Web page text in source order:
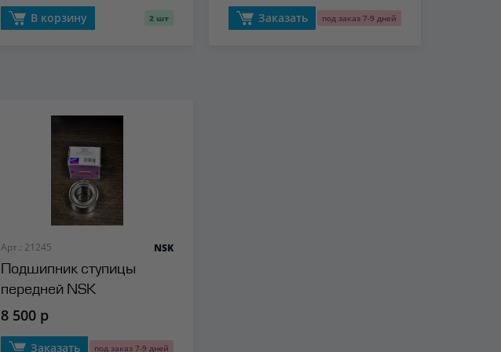
В корзину 2 шт Заказать под заказ 7-9 дней
Арт.: 21245
Подшипник ступицы
передней NSK
NSK
8 500 р
Заказать под заказ 7-9 дней